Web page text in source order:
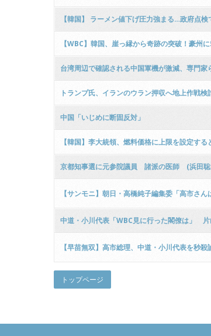
【韓国】 ラーメン値下げ圧力強まる…政府点
【WBC】韓国、崖っ縁から奇跡の突破！豪
台湾周辺で確認される中国軍機が激減、専門家
トランプ氏、イランのウラン押収へ地上作戦
中国「いじめに断固反対」
【韓国】李大統領、燃料価格‌に上限を設定す
京都知事選に元参院議員 諸派の医師 (浜田
【サンモニ】朝日・高橋純子編集委「高市さ
中道・小川代表「WBC見に行った閣僚は」
【早苗無双】高市総理、中道・小川代表を秒
トップページ